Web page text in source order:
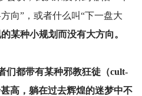
向”，或者什么叫“下一盘大
某种小规划而没有大方向。
们都带有某种邪教狂徒（cult-
高，躺在过去辉煌的迷梦中不